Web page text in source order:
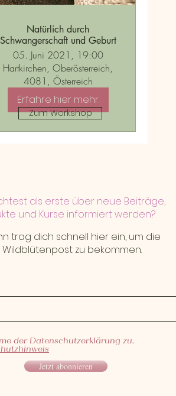
Natürlich durch
Schwangerschaft und Geburt
05. Juni 2021, 19:00
Hartkirchen, Oberösterreich,
4081, Österreich
Erfahre hier mehr.
Zum Workshop
trag dich schnell hier ein, um die
Wildblütenpost zu bekommen.
als erste über neue Beiträge,
und Kurse informiert werden?
der Datenschutzerklärung zu.
Jetzt abonnieren